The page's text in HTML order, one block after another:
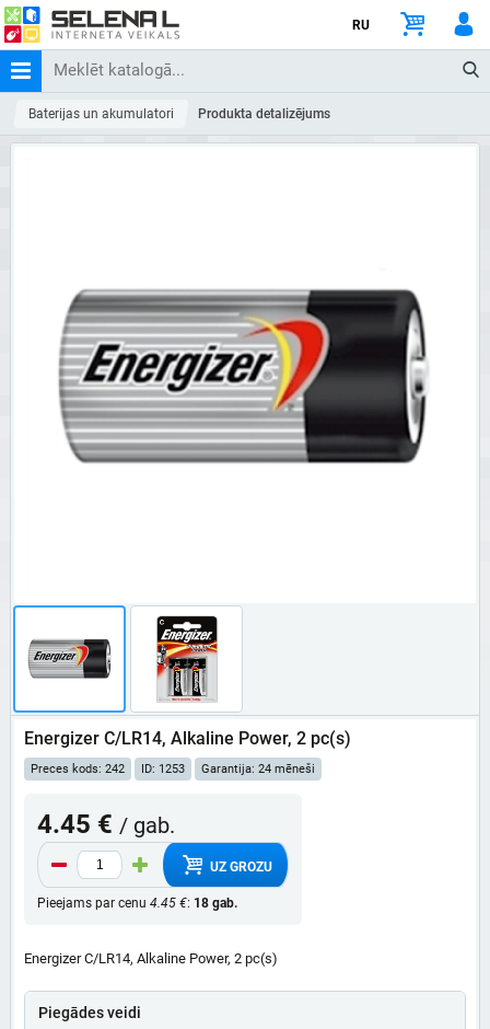
RU
Baterijas un akumulatori Produkta detalizējums
Energizer C/LR14, Alkaline Power, 2 pc(s)
Preces kods: 242 ID: 1253 Garantija: 24 mēneši
4.45 € / gab.
UZ GROZU
Pieejams par cenu 4.45 €: 18 gab.
Energizer C/LR14, Alkaline Power, 2 pc(s)
Piegādes veidi